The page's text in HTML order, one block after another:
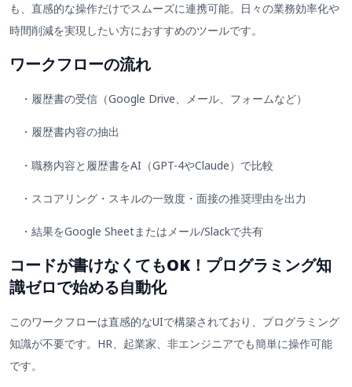
も、直感的な操作だけでスムーズに連携可能。日々の業務効率化や
時間削減を実現したい方におすすめのツールです。
ワークフローの流れ
・履歴書の受信（Google Drive、メール、フォームなど）
・履歴書内容の抽出
・職務内容と履歴書をAI（GPT-4やClaude）で比較
・スコアリング・スキルの一致度・面接の推奨理由を出力
・結果をGoogle Sheetまたはメール/Slackで共有
コードが書けなくてもOK！プログラミング知
識ゼロで始める自動化
このワークフローは直感的なUIで構築されており、プログラミング
知識が不要です。HR、起業家、非エンジニアでも簡単に操作可能
です。